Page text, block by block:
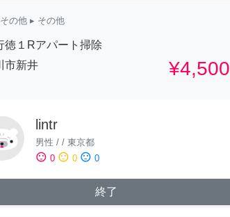
その他 ▸ その他
徳１Rアパート掃除
市新井
¥4,500
lintr
男性 / / 東京都
sentiment_satisfied 0 sentiment_neutral 0 sentiment_dissatisfied 0
終了